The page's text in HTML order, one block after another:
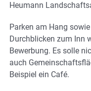
Heumann
Parken am Hang
Durchblicken zum Inn
Bewerbung. Es solle
auch
Beispiel ein Café.